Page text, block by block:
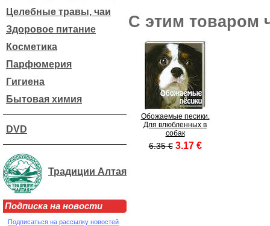
Целебные травы, чаи
Здоровое питание
Косметика
Парфюмерия
Гигиена
Бытовая химия
DVD
Традиции Алтая
Подписка на новости
Подписаться на рассылку новостей
С этим товаром
Обожаемые песики.
Для влюбленных в
собак
6.35 € 3.17 €